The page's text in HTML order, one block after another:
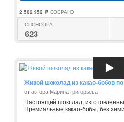
2 582 952 c СОБРАНО
СПОНСОРА
623
Живой шоколад из какао-бобов
от автора Марина Григорьева
Настоящий шоколад,
Премиальные какао-бобы, без